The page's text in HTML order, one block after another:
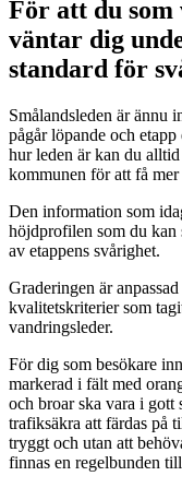
För att du som
väntar dig
standard för
Smålandsleden är ännu
pågår löpande och
hur leden är kan du
kommunen för att få
Den information som
höjdprofilen som du kan
av etappens svårighet.
Graderingen är
kvalitetskriterier som
vandringsleder.
För dig som besökare
markerad i fält med
och broar ska vara i gott
trafiksäkra att färdas på
tryggt och utan att
finnas en regelbunden